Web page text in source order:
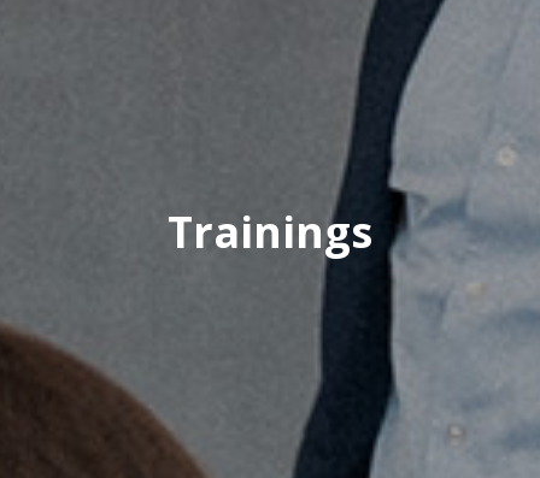
Trainings